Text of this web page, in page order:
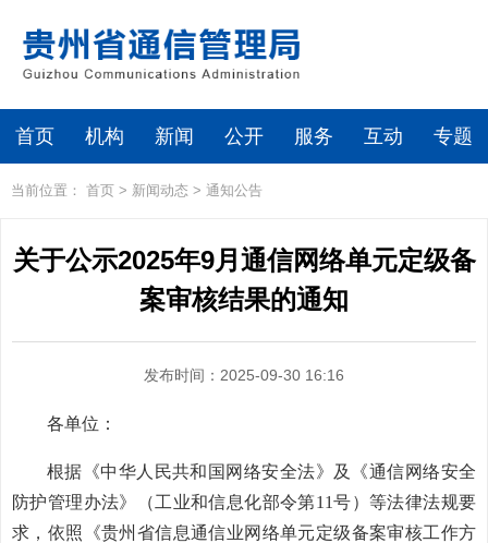
首页 机构 新闻 公开 服务 互动 专题
当前位置： 首页 > 新闻动态 > 通知公告
关于公示2025年9月通信网络单元定级备
案审核结果的通知
发布时间：2025-09-30 16:16
各单位：
根据《中华人民共和国网络安全法》及《通信网络安全
防护管理办法》（工业和信息化部令第11号）等法律法规要
求，依照《贵州省信息通信业网络单元定级备案审核工作方